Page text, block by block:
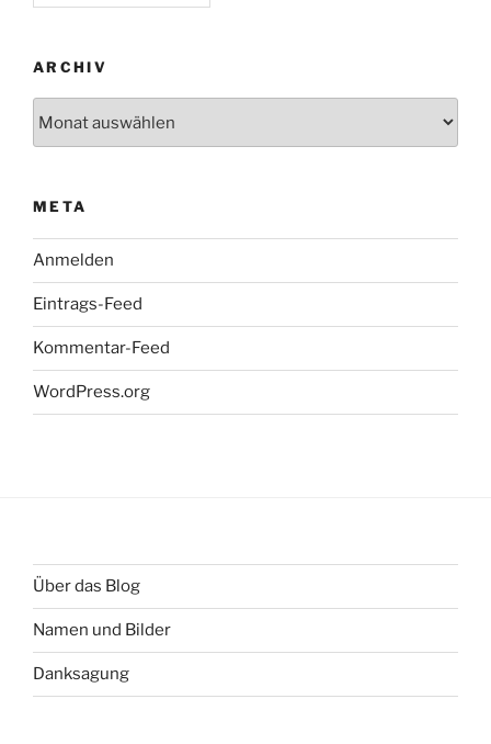
ARCHIV
META
Anmelden
Eintrags-Feed
Kommentar-Feed
WordPress.org
Über das Blog
Namen und Bilder
Danksagung